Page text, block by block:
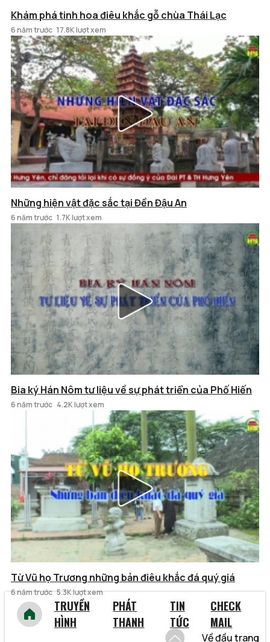
Khám phá tinh hoa điêu khắc gỗ chùa Thái Lạc
6 năm trước 17.8K lượt xem
Những hiện vật đặc sắc tại Đền Đậu An
6 năm trước 1.7K lượt xem
Bia ký Hán Nôm tư liệu về sự phát triển của Phố Hiến
6 năm trước 4.2K lượt xem
Từ Vũ họ Trương những bản điêu khắc đá quý giá
6 năm trước 5.3K lượt xem
TRUYỀN
HÌNH
PHÁT
THANH
TIN
TỨC
CHECK
MAIL
Về đầu trang